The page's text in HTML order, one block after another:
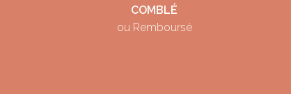
COMBLÉ
ou Remboursé